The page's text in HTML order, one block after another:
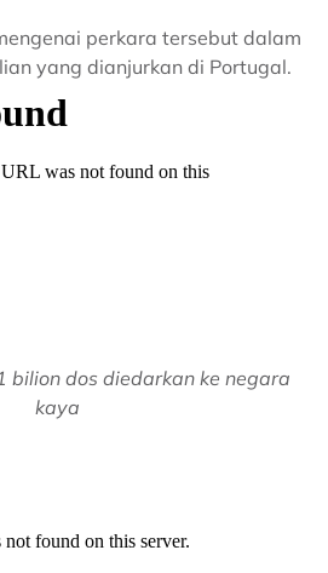
perkara tersebut dalam
yang dianjurkan di Portugal.
bilion dos diedarkan ke negara
kaya